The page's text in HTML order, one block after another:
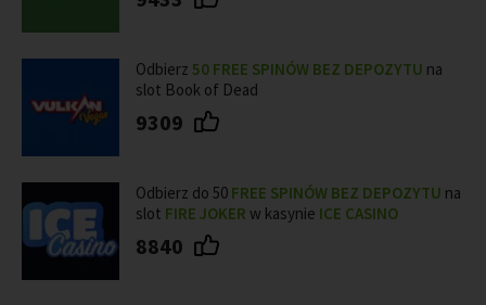
Odbierz 50 FREE SPINÓW BEZ DEPOZYTU na
slot Book of Dead
9309
Odbierz do 50 FREE SPINÓW BEZ DEPOZYTU na
slot FIRE JOKER w kasynie ICE CASINO
8840